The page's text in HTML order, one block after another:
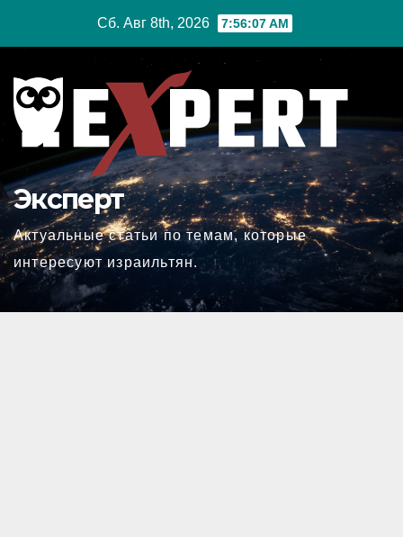
Сб. Авг 8th, 2026 7:56:08 AM
Эксперт
Актуальные статьи по темам, которые
интересуют израильтян.